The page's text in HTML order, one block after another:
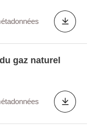
gaz naturel